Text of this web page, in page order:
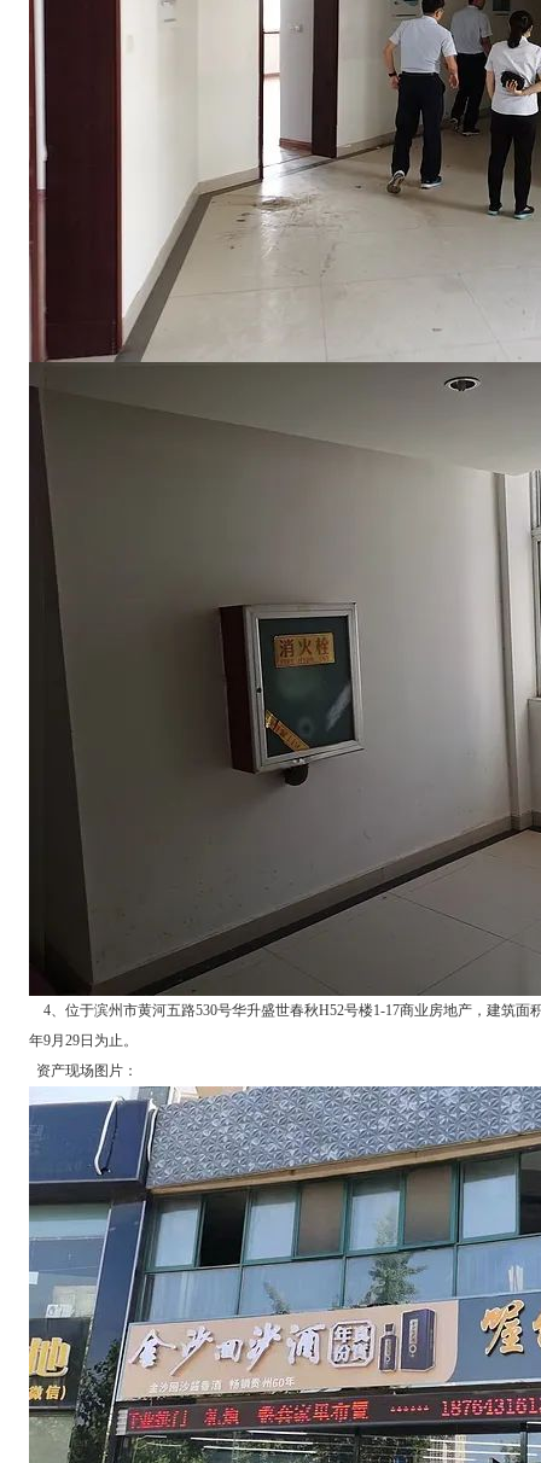
4、位于滨州市黄河五路530号华升盛世春秋H52号楼1-17商业房地产，建筑面
年9月29日为止。
资产现场图片：